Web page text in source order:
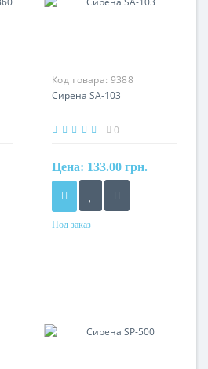
Код товара: 9388
Сирена SA-103
0
Цена: 133.00 грн.
Под заказ